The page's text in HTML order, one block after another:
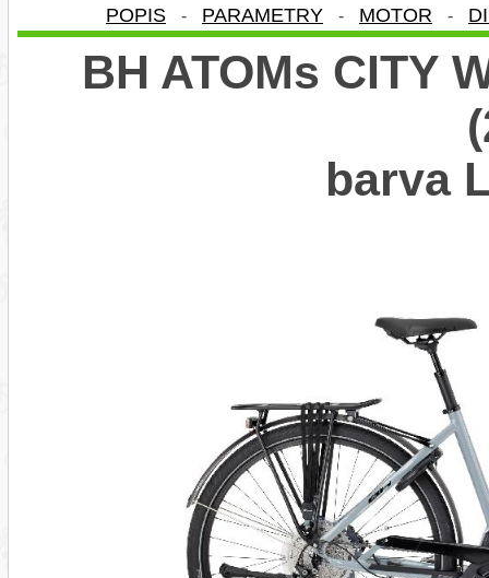
POPIS - PARAMETRY - MOTOR -
BH ATOMs CITY
barva